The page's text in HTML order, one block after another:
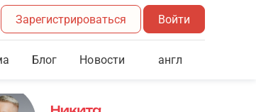
Зарегистрироваться Войти
Блог Новости англ